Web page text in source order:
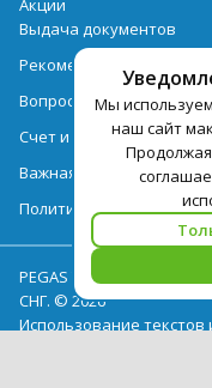
Мы
наш сайт
Акции
Выдача документов
Рекомендации
Вопрос-ответ
Счет и оплата
Важная информация по
Политика обработки
PEGAS Touristik —
СНГ. © 2026
Использование текстов